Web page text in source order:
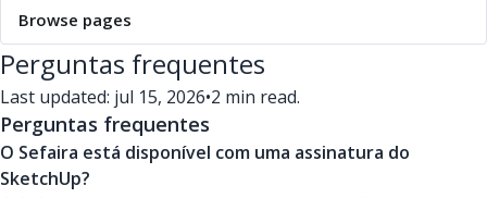
Browse pages
Perguntas frequentes
Last updated: jul 15, 2026•2 min read.
Perguntas frequentes
O Sefaira está disponível com uma assinatura do
SketchUp?